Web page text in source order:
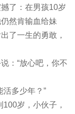
了：在男孩10岁
然肯输血给妹
了一生的勇敢，
：“放心吧，你不
活多少年？”
岁，小伙子，